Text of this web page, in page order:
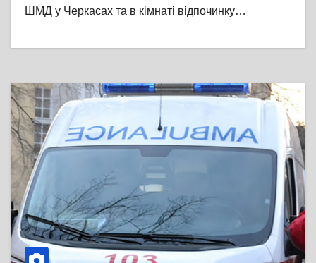
ШМД у Черкасах та в кімнаті відпочинку…